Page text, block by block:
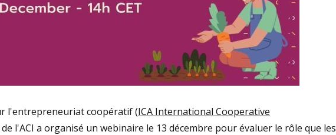
l'entrepreneuriat coopératif (ICA International Cooperative
de l'ACI a organisé un webinaire le 13 décembre pour évaluer le rôle que les